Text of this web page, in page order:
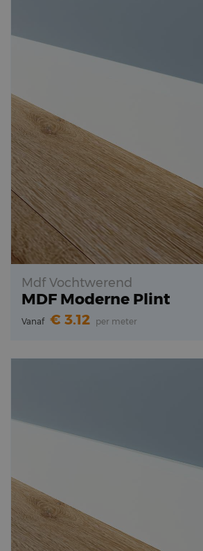
Mdf Vochtwerend
MDF Moderne Plint
Vanaf 3.12 per meter